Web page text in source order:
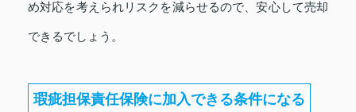
め対応を考えられリスクを減らせるので、安心して売却
できるでしょう。
瑕疵担保責任保険に加入できる条件になる